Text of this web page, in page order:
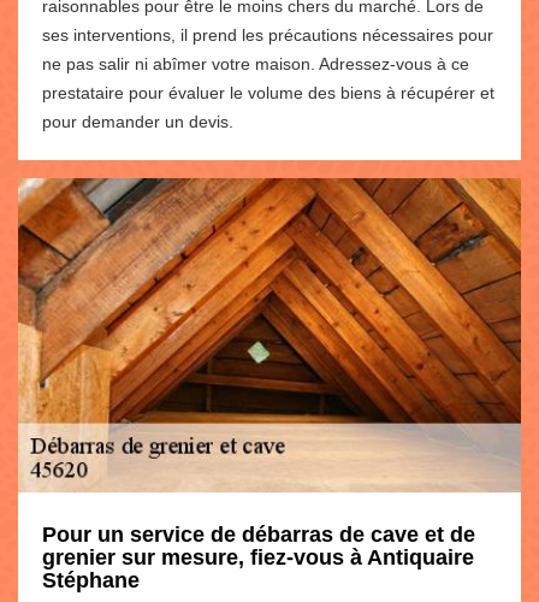
raisonnables pour être le moins chers du marché. Lors de
ses interventions, il prend les précautions nécessaires pour
ne pas salir ni abîmer votre maison. Adressez-vous à ce
prestataire pour évaluer le volume des biens à récupérer et
pour demander un devis.
Pour un service de débarras de cave et de
grenier sur mesure, fiez-vous à Antiquaire
Stéphane